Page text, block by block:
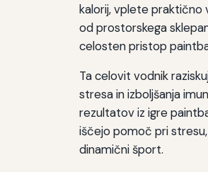
kalorij, vplete praktično
od prostorskega
celosten pristop
Ta celovit vodnik
stresa in izboljšanja
rezultatov iz igre
iščejo pomoč pri
dinamični šport.